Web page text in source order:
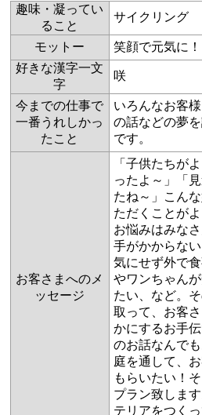
趣味・凝ってい
ること
サイクリング
モットー
笑顔で元気に！
好きな漢字一文
字
咲
今までの仕事で
一番うれしかっ
たこと
いろんなお客
の話などの夢
です。
お客さまへのメ
ッセージ
「子供たちが
ったよ～」「
たね～」こん
ただくことが
お悩みはみな
手がかからな
気にせず外で
やワンちゃん
たい、など。
取って、お客
かにするお手
のお話なんで
庭を通して、
もらいたい！
プラン致しま
テリアをつく